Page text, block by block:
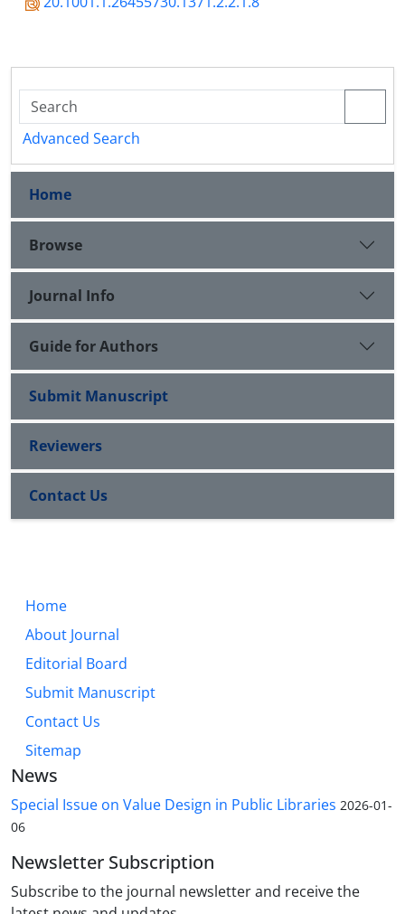
Advanced Search
Home
Browse
Journal Info
Guide for Authors
Submit Manuscript
Reviewers
Contact Us
Home
About Journal
Editorial Board
Submit Manuscript
Contact Us
Sitemap
News
Special Issue on Value Design in Public Libraries 2026-01-
06
Newsletter Subscription
Subscribe to the journal newsletter and receive the